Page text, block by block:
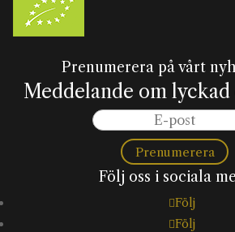
Prenumerera på vårt
Meddelande om
Prenumerera
Följ oss i sociala
Följ
Följ